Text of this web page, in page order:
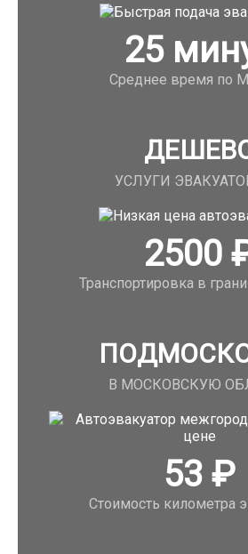
25
Среднее время по
УСЛУГИ
2500
Транспортировка в
В МОСКОВСКУЮ
53₽
Стоимость километра